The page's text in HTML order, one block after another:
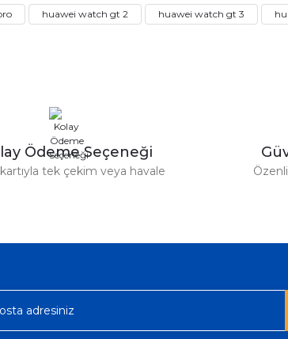
saatimede tam oldu
huawei watch gt 2 huawei watch gt 3
Ödeme Seçeneği
tek çekim veya havale